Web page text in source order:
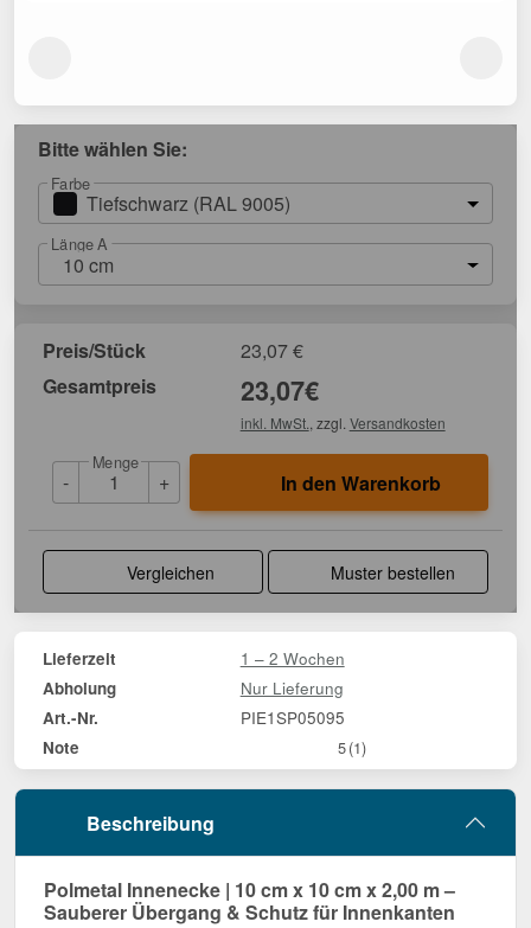
Bitte wählen Sie:
Farbe
Tiefschwarz (RAL 9005)
Länge A
10 cm
Preis/Stück 23,07€
Gesamtpreis
23,07€
inkl. MwSt. , zzgl. Versandkosten
-
Menge
+ In den Warenkorb
Vergleichen Muster bestellen
Lieferzeit 1 – 2 Wochen
Abholung Nur Lieferung
Art.-Nr. PIE1SP05095
Note 5(1)
Beschreibung
Polmetal Innenecke | 10 cm x 10 cm x 2,00 m –
Sauberer Übergang & Schutz für Innenkanten